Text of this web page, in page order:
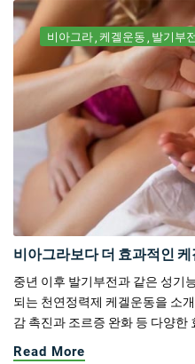
비아그라 케겔운동 발기부전
비아그라보다 더 효과적인
중년 이후 발기부전과 같은 성기
되는 천연정력제 케겔운동을 소
감 촉진과 조르증 완화 등 다양한
Read More